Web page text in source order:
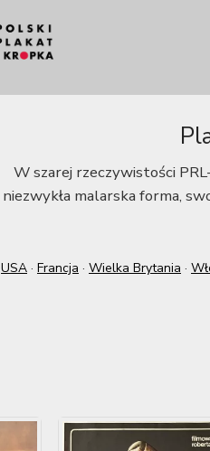
W szarej rzeczywistości
niezwykła malarska forma,
USA · Francja · Wielka Brytania ·